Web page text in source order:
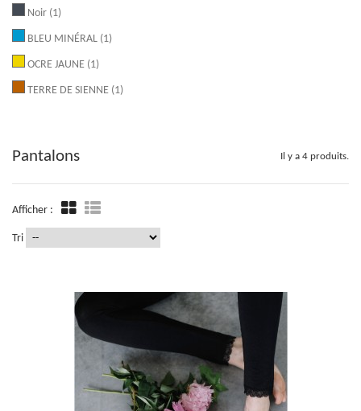
Noir (1)
BLEU MINÉRAL (1)
OCRE JAUNE (1)
TERRE DE SIENNE (1)
Pantalons Il y a 4 produits.
Afficher :
Tri